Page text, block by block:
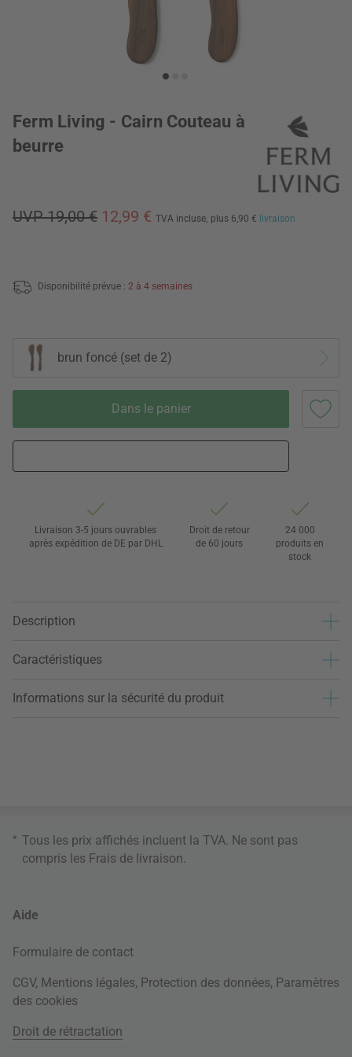
Ferm Living - Cairn Couteau à
beurre
UVP 19,00 € 12,99 € TVA incluse, plus 6,90 € livraison
Disponibilité prévue : 2 à 4 semaines
brun foncé (set de 2)
Dans le panier
Livraison 3-5 jours ouvrables
après expédition de DE par DHL
Droit de retour
de 60 jours
24 000
produits en
stock
Description
Caractéristiques
Informations sur la sécurité du produit
* Tous les prix affichés incluent la TVA. Ne sont pas
compris les Frais de livraison
Aide
Formulaire de contact
CGV, Mentions légales, Protection des données, Paramètres
des cookies
Droit de rétractation